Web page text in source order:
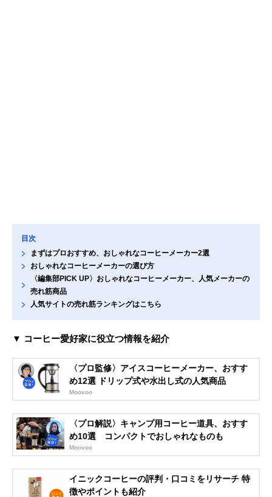
目次
まずはプロおすすめ、おしゃれなコーヒーメーカー2選
おしゃれなコーヒーメーカーの選び方
〈編集部PICK UP〉おしゃれなコーヒーメーカー、人気メーカーの
売れ筋商品
人気サイトの売れ筋ランキングはこちら
▼ コーヒー愛好家に役立つ情報を紹介
〈プロ監修〉アイスコーヒーメーカー、おすす
め12選 ドリップ式や水出し式の人気商品
Moovoo
〈プロ解説〉キャンプ用コーヒー道具、おすす
め10選 コンパクトでおしゃれなものも
Moovoo
イニックコーヒーの評判・口コミをリサーチ 特
徴やポイントも紹介